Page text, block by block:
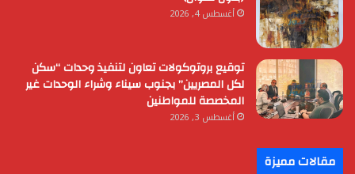
أغسطس 4, 2026
توقيع بروتوكولات تعاون لتنفيذ وحدات “سكن
لكل المصريين” بجنوب سيناء وشراء الوحدات غير
المخصصة للمواطنين
أغسطس 3, 2026
مقالات مميزة